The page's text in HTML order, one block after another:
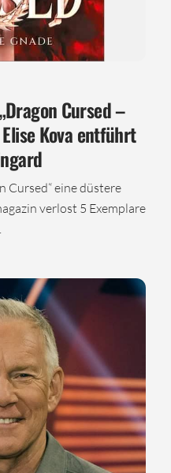
Cursed –
Kova entführt
Cursed“ eine düstere
verlost 5 Exemplare